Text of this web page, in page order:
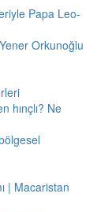
Papa Leo-
Orkunoğlu
hınçlı? Ne
| Macaristan